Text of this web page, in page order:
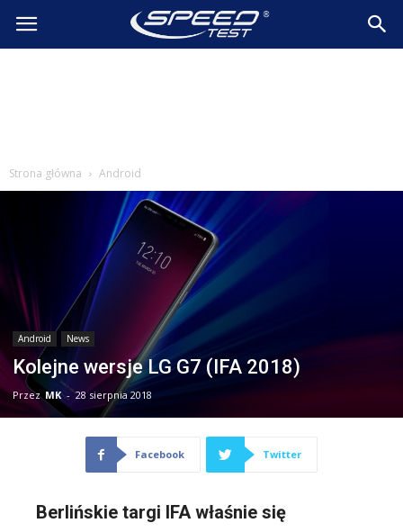
SpeedTest.pl
Strona główna Android
Android News
Kolejne wersje LG G7 (IFA 2018)
Przez MK - 28 sierpnia 2018
Facebook Twitter
Berlińskie targi IFA właśnie się